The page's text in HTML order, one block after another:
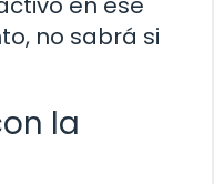
no sabrá si
la